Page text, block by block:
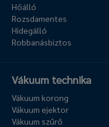
Hőálló
Rozsdamentes
Hidegálló
Robbanásbiztos
Vákuum technika
Vákuum korong
Vákuum ejektor
Vákuum szűrő